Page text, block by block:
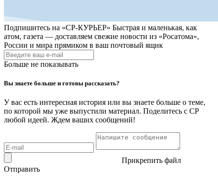
Подпишитесь на «СР-КУРЬЕР» Быстрая и маленькая, как
атом, газета — доставляем свежие новости из «Росатома»,
России и мира прямиком в ваш почтовый ящик
Больше не показывать
Вы знаете больше и готовы рассказать?
У вас есть интересная история или вы знаете больше о теме,
по которой мы уже выпустили материал. Поделитесь с СР
любой идеей. Ждем ваших сообщений!
Прикрепить файл
Отправить